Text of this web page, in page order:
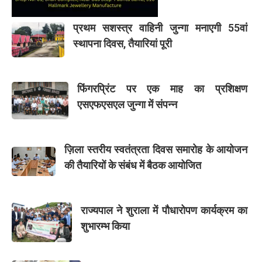
प्रथम सशस्त्र वाहिनी जुन्गा मनाएगी 55वां
स्थापना दिवस, तैयारियां पूरी
फिंगरप्रिंट पर एक माह का प्रशिक्षण
एसएफएसएल जुन्गा में संपन्न
ज़िला स्तरीय स्वतंत्रता दिवस समारोह के आयोजन
की तैयारियों के संबंध में बैठक आयोजित
राज्यपाल ने शुराला में पौधारोपण कार्यक्रम का
शुभारम्भ किया